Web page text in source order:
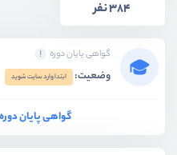
384 نفر
گواهی پایان دوره
وضعیت: ابتدا وارد سایت شوید
گواهی پایان